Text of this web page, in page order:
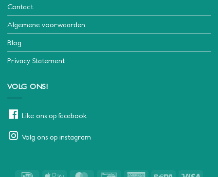
Contact
Algemene voorwaarden
Blog
Privacy Statement
VOLG ONS!
Like ons op facebook
Volg ons op instagram